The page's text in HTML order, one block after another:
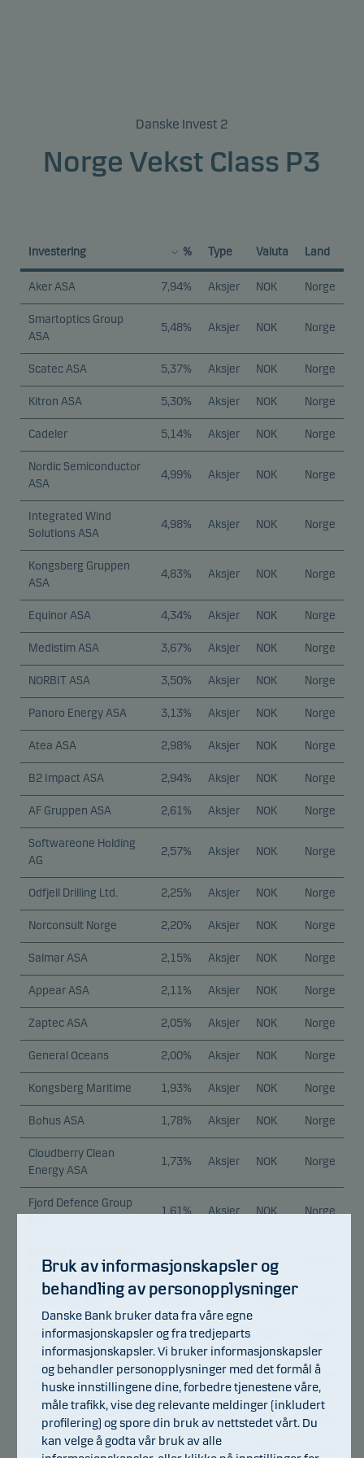
Danske Invest 2
Norge Vekst Class P3
Investering % Type Valuta Land
Aker ASA 7,94% Aksjer NOK Norge
Smartoptics Group
ASA
5,48% Aksjer NOK Norge
Scatec ASA 5,37% Aksjer NOK Norge
Kitron ASA 5,30% Aksjer NOK Norge
Cadeler 5,14% Aksjer NOK Norge
Nordic Semiconductor
ASA
4,99% Aksjer NOK Norge
Integrated Wind
Solutions ASA
4,98% Aksjer NOK Norge
Kongsberg Gruppen
ASA
4,83% Aksjer NOK Norge
Equinor ASA 4,34% Aksjer NOK Norge
Medistim ASA 3,67% Aksjer NOK Norge
NORBIT ASA 3,50% Aksjer NOK Norge
Panoro Energy ASA 3,13% Aksjer NOK Norge
Atea ASA 2,98% Aksjer NOK Norge
B2 Impact ASA 2,94% Aksjer NOK Norge
AF Gruppen ASA 2,61% Aksjer NOK Norge
Softwareone Holding
AG
2,57% Aksjer NOK Norge
Odfjell Drilling Ltd. 2,25% Aksjer NOK Norge
Norconsult Norge 2,20% Aksjer NOK Norge
Salmar ASA 2,15% Aksjer NOK Norge
Appear ASA 2,11% Aksjer NOK Norge
Zaptec ASA 2,05% Aksjer NOK Norge
General Oceans 2,00% Aksjer NOK Norge
Kongsberg Maritime 1,93% Aksjer NOK Norge
Bohus ASA 1,78% Aksjer NOK Norge
Cloudberry Clean
Energy ASA
1,73% Aksjer NOK Norge
Fjord Defence Group
1,61% Aksjer NOK Norge
ASA
1,53% Aksjer NOK
Aksjer NOK
Aker BP ASA 1,37% Aksjer
Leroy Seafood Group
ASA
1,29% Aksjer NOK Norge
1,14% Aksjer NOK Norge
Bakkafrost P/F 0,81% Aksjer
Bruk av informasjonskapsler og
behandling av personopplysninger
Danske Bank bruker data fra våre egne
informasjonskapsler og fra tredjeparts
informasjonskapsler. Vi bruker informasjonskapsler
og behandler personopplysninger med det formål å
huske innstillingene dine, forbedre tjenestene våre,
måle trafikk, vise deg relevante meldinger (inkludert
profilering) og spore din bruk av nettstedet vårt. Du
kan velge å godta vår bruk av alle